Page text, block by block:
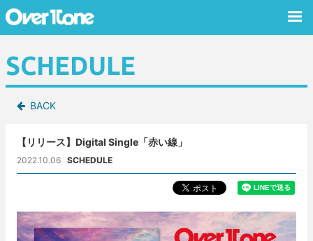
SCHEDULE
BACK
【リリース】Digital Single「赤い線」
2022.10.06 SCHEDULE